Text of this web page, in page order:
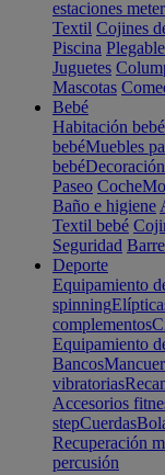
estaciones
Textil Cojines
Piscina Plegable
Juguetes
Mascotas
Bebé
Habitación bebé
bebéMuebles
bebé
Paseo Coche
Baño e higiene
Textil bebé
Seguridad
Deporte
Equipamiento
spinning
complementos
Equipamiento
Bancos
vibratorias
Accesorios
stepCuerdas
Recuperación
percusión